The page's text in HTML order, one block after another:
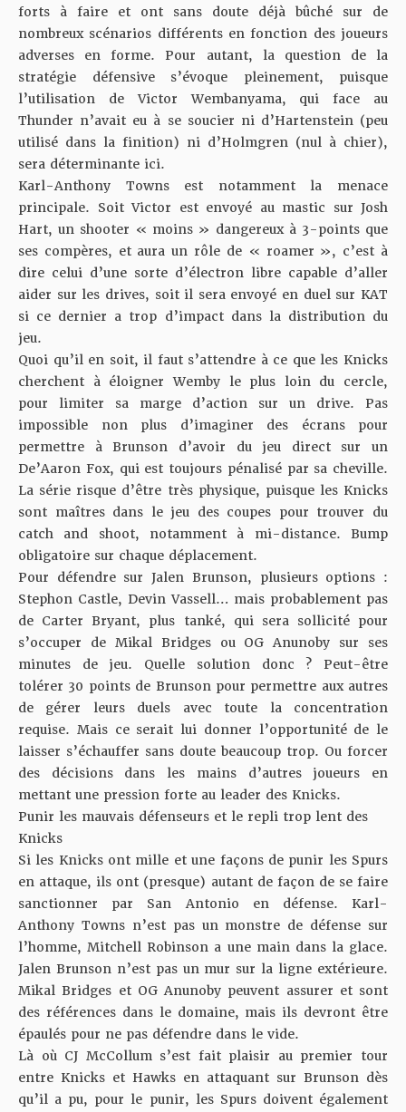
forts à faire et ont sans doute déjà bûché sur de
nombreux scénarios différents en fonction des joueurs
adverses en forme. Pour autant, la question de la
stratégie défensive s’évoque pleinement, puisque
l’utilisation de Victor Wembanyama, qui face au
Thunder n’avait eu à se soucier ni d’Hartenstein (peu
utilisé dans la finition) ni d’Holmgren (nul à chier),
sera déterminante ici.
Karl-Anthony Towns est notamment la menace
principale. Soit Victor est envoyé au mastic sur Josh
Hart, un shooter « moins » dangereux à 3-points que
ses compères, et aura un rôle de « roamer », c’est à
dire celui d’une sorte d’électron libre capable d’aller
aider sur les drives, soit il sera envoyé en duel sur KAT
si ce dernier a trop d’impact dans la distribution du
jeu.
Quoi qu’il en soit, il faut s’attendre à ce que les Knicks
cherchent à éloigner Wemby le plus loin du cercle,
pour limiter sa marge d’action sur un drive. Pas
impossible non plus d’imaginer des écrans pour
permettre à Brunson d’avoir du jeu direct sur un
De’Aaron Fox, qui est toujours pénalisé par sa cheville.
La série risque d’être très physique, puisque les Knicks
sont maîtres dans le jeu des coupes pour trouver du
catch and shoot, notamment à mi-distance. Bump
obligatoire sur chaque déplacement.
Pour défendre sur Jalen Brunson, plusieurs options :
Stephon Castle, Devin Vassell… mais probablement pas
de Carter Bryant, plus tanké, qui sera sollicité pour
s’occuper de Mikal Bridges ou OG Anunoby sur ses
minutes de jeu. Quelle solution donc ? Peut-être
tolérer 30 points de Brunson pour permettre aux autres
de gérer leurs duels avec toute la concentration
requise. Mais ce serait lui donner l’opportunité de le
laisser s’échauffer sans doute beaucoup trop. Ou forcer
des décisions dans les mains d’autres joueurs en
mettant une pression forte au leader des Knicks.
Punir les mauvais défenseurs et le repli trop lent des
Knicks
Si les Knicks ont mille et une façons de punir les Spurs
en attaque, ils ont (presque) autant de façon de se faire
sanctionner par San Antonio en défense. Karl-
Anthony Towns n’est pas un monstre de défense sur
l’homme, Mitchell Robinson a une main dans la glace.
Jalen Brunson n’est pas un mur sur la ligne extérieure.
Mikal Bridges et OG Anunoby peuvent assurer et sont
des références dans le domaine, mais ils devront être
épaulés pour ne pas défendre dans le vide.
Là où CJ McCollum s’est fait plaisir au premier tour
entre Knicks et Hawks en attaquant sur Brunson dès
qu’il a pu, pour le punir, les Spurs doivent également